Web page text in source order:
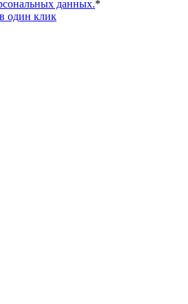
данных.*
один клик